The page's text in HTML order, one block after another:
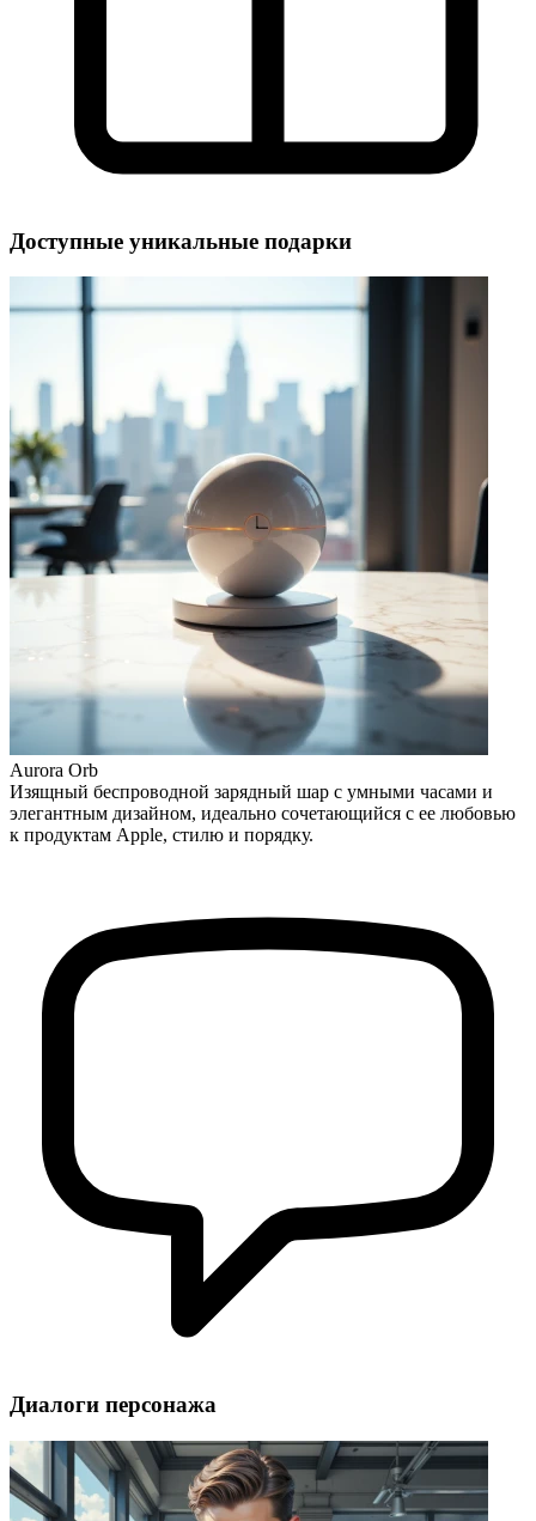
Доступные уникальные подарки
Aurora Orb
Изящный беспроводной зарядный шар с умными часами и
элегантным дизайном, идеально сочетающийся с ее любовью
к продуктам Apple, стилю и порядку.
Диалоги персонажа